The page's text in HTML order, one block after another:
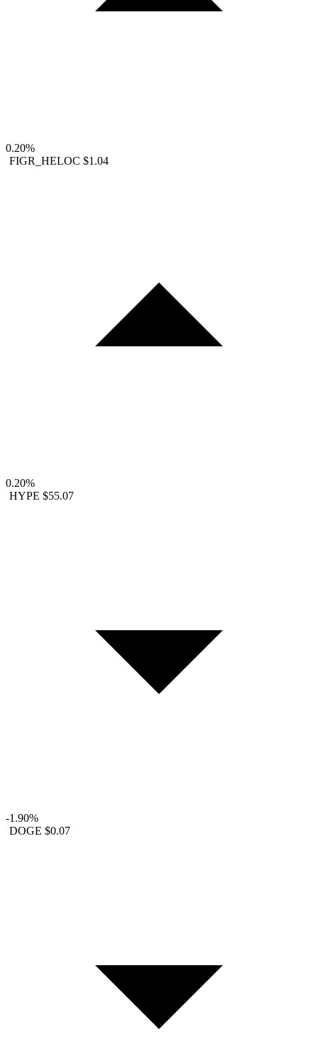
0.20%
FIGR_HELOC $1.04
0.20%
HYPE $55.07
-1.90%
DOGE $0.07